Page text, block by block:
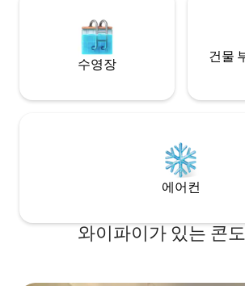
수영장
건물
에어컨
와이파이가 있는 콘